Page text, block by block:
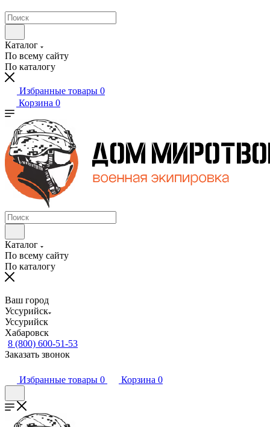
Каталог
По всему сайту
По каталогу
Избранные товары 0
Корзина 0
Каталог
По всему сайту
По каталогу
Ваш город
Уссурийск
Уссурийск
Хабаровск
8 (800) 600-51-53
Заказать звонок
Избранные товары 0 Корзина 0